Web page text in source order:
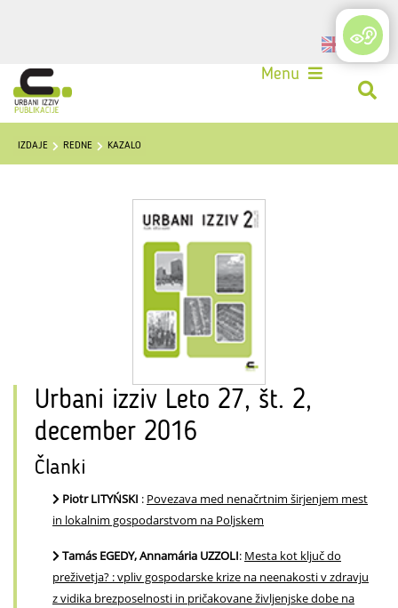
Login
Menu
IZDAJE REDNE KAZALO
Urbani izziv Leto 27, št. 2,
december 2016
Članki
Piotr LITYŃSKI : Povezava med nenačrtnim širjenjem mest
in lokalnim gospodarstvom na Poljskem
Tamás EGEDY, Annamária UZZOLI: Mesta kot ključ do
preživetja? : vpliv gospodarske krize na neenakosti v zdravju
z vidika brezposelnosti in pričakovane življenjske dobe na